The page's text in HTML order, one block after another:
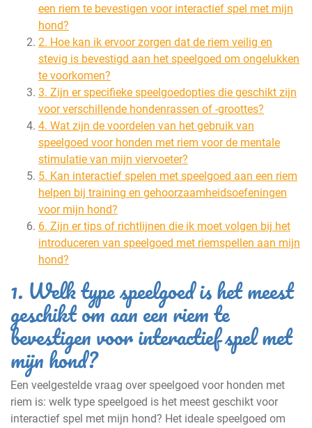
een riem te bevestigen voor interactief spel met mijn
hond?
2. Hoe kan ik ervoor zorgen dat de riem veilig en
stevig is bevestigd aan het speelgoed om ongelukken
te voorkomen?
3. Zijn er specifieke speelgoedopties die geschikt zijn
voor verschillende hondenrassen of -groottes?
4. Wat zijn de voordelen van het gebruik van
speelgoed voor honden met riem voor de mentale
stimulatie van mijn viervoeter?
5. Kan interactief spelen met speelgoed aan een riem
helpen bij training en gehoorzaamheidsoefeningen
voor mijn hond?
6. Zijn er tips of richtlijnen die ik moet volgen bij het
introduceren van speelgoed met riemspellen aan mijn
hond?
1. Welk type speelgoed is het meest
geschikt om aan een riem te
bevestigen voor interactief spel met
mijn hond?
Een veelgestelde vraag over speelgoed voor honden met
riem is: welk type speelgoed is het meest geschikt voor
interactief spel met mijn hond? Het ideale speelgoed om